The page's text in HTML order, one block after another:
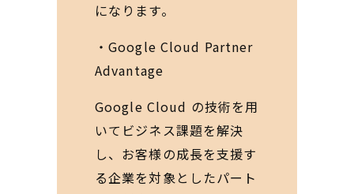
になります。
・Google Cloud Partner
Advantage
Google Cloud の技術を用
いてビジネス課題を解決
し、お客様の成長を支援す
る企業を対象としたパート